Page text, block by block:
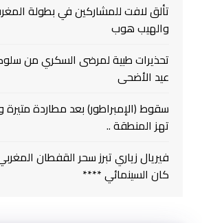
تألق لافت للمشاركين في بطولة
والهيب هوب
تحذيرات طبية لمرضى السكري من
عيد الأضحى
تهز المنطقة ..
فيريال زياري تبرز سحر القفطان
كان السينمائي ****